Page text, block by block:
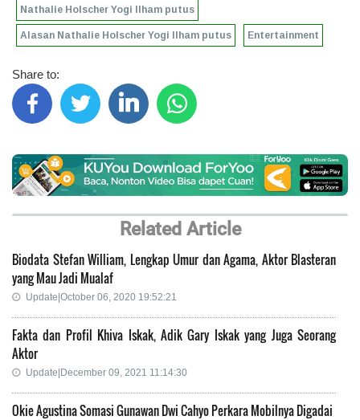
Nathalie Holscher Yogi Ilham putus
Alasan Nathalie Holscher Yogi Ilham putus Entertainment
Share to:
Related Article
Biodata Stefan William, Lengkap Umur dan Agama, Aktor Blasteran
yang Mau Jadi Mualaf
Update|October 06, 2020 19:52:21
Fakta dan Profil Khiva Iskak, Adik Gary Iskak yang Juga Seorang
Aktor
Update|December 09, 2021 11:14:30
Okie Agustina Somasi Gunawan Dwi Cahyo Perkara Mobilnya Digadai